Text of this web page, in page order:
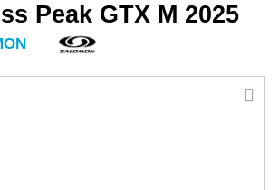
Peak GTX M 2025